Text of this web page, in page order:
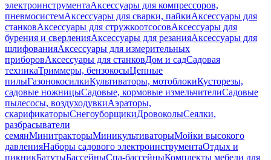
электроинструментаАксессуары для компрессоров,
пневмосистемАксессуары для сварки, пайкиАксессуары для
станковАксессуары для стружкоотсосовАксессуары для
бурения и сверленияАксессуары для резанияАксессуары для
шлифованияАксессуары для измерительных
приборовАксессуары для станковДом и садСадовая
техникаТриммеры, бензокосыЦепные
пилыГазонокосилкиКультиваторы, мотоблокиКусторезы,
садовые ножницыСадовые, кормовые измельчителиСадовые
пылесосы, воздуходувкиАэраторы,
скарификаторыСнегоуборщикиДровоколыСеялки,
разбрасыватели
семянМинитракторыМиникультиваторыМойки высокого
давленияНаборы садового электроинструментаОтдых и
пикникБатутыБассейныСпа-бассейныКомплекты мебели для